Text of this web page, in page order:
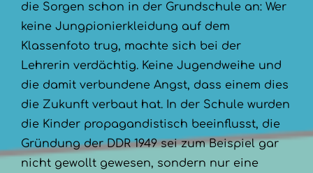
die Sorgen schon in der Grundschule an: Wer
keine Jungpionierkleidung auf dem
Klassenfoto trug, machte sich bei der
Lehrerin verdächtig. Keine Jugendweihe und
die damit verbundene Angst, dass einem dies
die Zukunft verbaut hat. In der Schule wurden
die Kinder propagandistisch beeinflusst, die
Gründung der DDR 1949 sei zum Beispiel gar
nicht gewollt gewesen, sondern nur eine